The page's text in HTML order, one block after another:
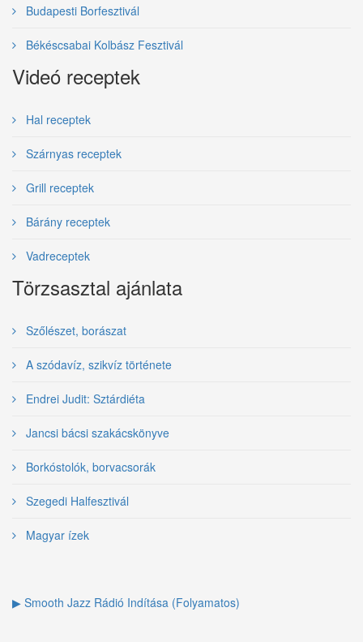
Budapesti Borfesztivál
Békéscsabai Kolbász Fesztivál
Videó receptek
Hal receptek
Szárnyas receptek
Grill receptek
Bárány receptek
Vadreceptek
Törzsasztal ajánlata
Szőlészet, borászat
A szódavíz, szikvíz története
Endrei Judit: Sztárdiéta
Jancsi bácsi szakácskönyve
Borkóstolók, borvacsorák
Szegedi Halfesztivál
Magyar ízek
▶ Smooth Jazz Rádió Indítása (Folyamatos)